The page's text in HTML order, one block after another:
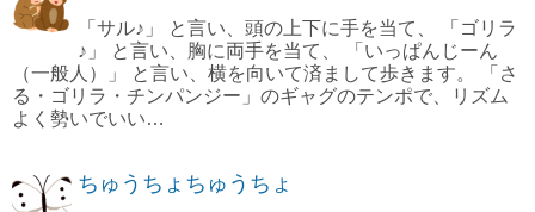
「サル♪」 と言い、頭の上下に手を当て、 「ゴリラ
♪」 と言い、胸に両手を当て、 「いっぱんじーん
（一般人）」 と言い、横を向いて済まして歩きます。 「さ
る・ゴリラ・チンパンジー」のギャグのテンポで、リズム
よく勢いでいい…
ちゅうちょちゅうちょ